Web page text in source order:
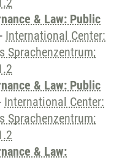
& Law: Public
- International Center:
Sprachenzentrum;
& Law: Public
International Center:
Sprachenzentrum;
& Law: